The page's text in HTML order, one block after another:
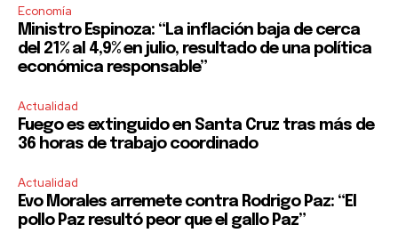
Economía
Ministro Espinoza: “La inflación baja de cerca
del 21% al 4,9% en julio, resultado de una política
económica responsable”
Actualidad
Fuego es extinguido en Santa Cruz tras más de
36 horas de trabajo coordinado
Actualidad
Evo Morales arremete contra Rodrigo Paz: “El
pollo Paz resultó peor que el gallo Paz”